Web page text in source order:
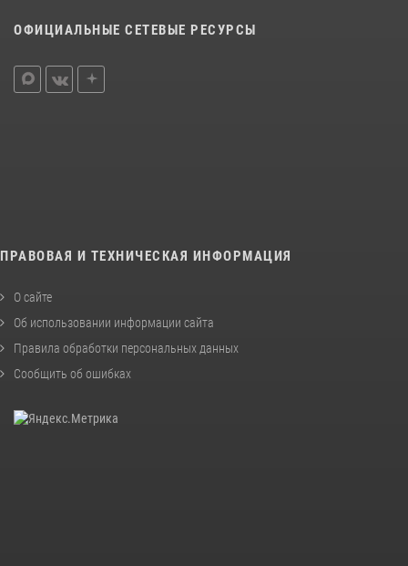
ОФИЦИАЛЬНЫЕ СЕТЕВЫЕ РЕСУРСЫ
ПРАВОВАЯ И ТЕХНИЧЕСКАЯ ИНФОРМАЦИЯ
О сайте
Об использовании информации сайта
Правила обработки персональных данных
Сообщить об ошибках